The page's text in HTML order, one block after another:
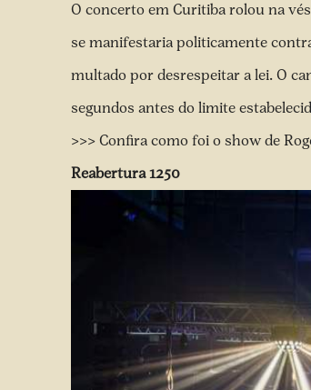
O concerto em Curitiba rolou na
se manifestaria politicamente
multado por desrespeitar a lei. O
segundos antes do limite
>>> Confira como foi o show de
Reabertura 1250